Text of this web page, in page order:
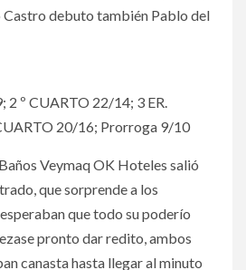
Castro debuto también Pablo del
2 º CUARTO 22/14; 3 ER.
20/16; Prorroga 9/10
Veymaq OK Hoteles salió
que sorprende a los
que todo su poderío
pronto dar redito, ambos
canasta hasta llegar al minuto